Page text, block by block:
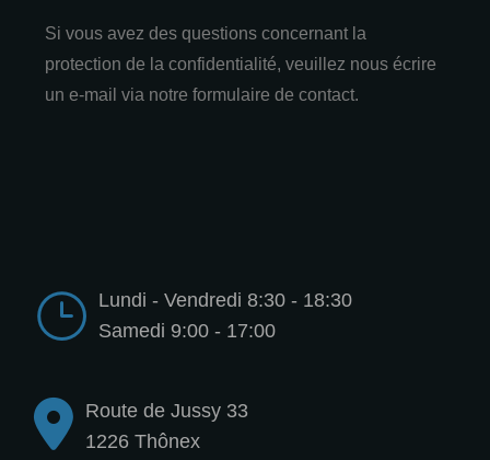
Si vous avez des questions concernant la
protection de la confidentialité, veuillez nous écrire
un e‑mail via notre formulaire de contact.
Lundi - Vendredi 8:30 - 18:30
Samedi 9:00 - 17:00
Route de Jussy 33
1226 Thônex